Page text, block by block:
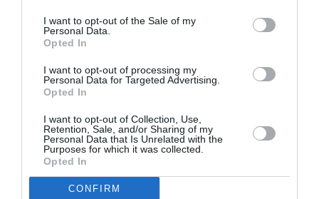
I want to opt-out of the Sale of my
Personal Data.
Opted In
I want to opt-out of processing my
Personal Data for Targeted Advertising.
Opted In
I want to opt-out of Collection, Use,
Retention, Sale, and/or Sharing of my
Personal Data that Is Unrelated with the
Purposes for which it was collected.
Opted In
CONFIRM
FacebookTwitterPinterestLinkedIn Print
Aucun commentaire !
LAISSER UN COMMENTAIRE
FAIRE UN DON